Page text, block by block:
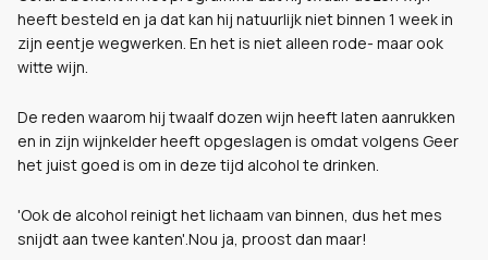
heeft besteld en ja dat kan hij natuurlijk niet binnen 1 week in
zijn eentje wegwerken. En het is niet alleen rode- maar ook
witte wijn.
De reden waarom hij twaalf dozen wijn heeft laten aanrukken
en in zijn wijnkelder heeft opgeslagen is omdat volgens Geer
het juist goed is om in deze tijd alcohol te drinken.
'Ook de alcohol reinigt het lichaam van binnen, dus het mes
snijdt aan twee kanten'.Nou ja, proost dan maar!